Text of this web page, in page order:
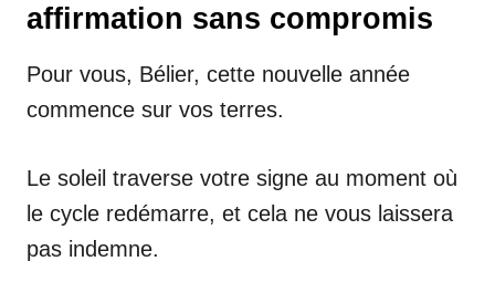
affirmation sans compromis
Pour vous, Bélier, cette nouvelle année
commence sur vos terres.
Le soleil traverse votre signe au moment où
le cycle redémarre, et cela ne vous laissera
pas indemne.